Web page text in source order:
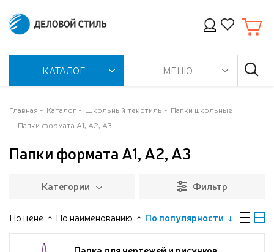
КАТАЛОГ МЕНЮ
Главная Каталог Школьный текстиль
Папки школьные
Папки формата А1, А2, А3
Папки формата А1, А2, А3
Категории Фильтр
По цене По наименованию По популярности